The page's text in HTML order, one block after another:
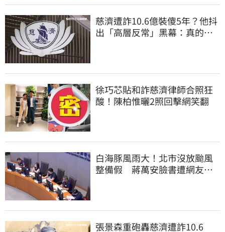
慈濟遭詐10.6億裝傻5年？他抖
出「高層反常」黑幕：真的不
徐巧芯貼和詐慈濟律師合照狂
酸！陳柏惟曬2照回擊網笑翻
白海豚風雨大！北市沒放颱風
整備假 蔣萬安臉書遭網友灌
張景森重砲轟慈濟遭詐10.6